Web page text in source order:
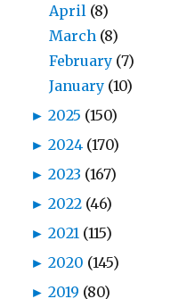
April (8)
March (8)
February (7)
January (10)
► 2025 (150)
► 2024 (170)
► 2023 (167)
► 2022 (46)
► 2021 (115)
► 2020 (145)
► 2019 (80)